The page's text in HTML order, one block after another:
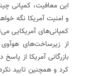
این معافیت، کمپانی
و امنیت آمریکا نگه
کمپانی‌های آمریکایی
از زیرساخت‌های
بازرگانی آمریکا از
کرد و همچنین تایید